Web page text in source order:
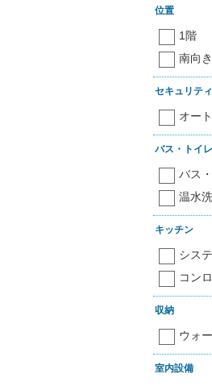
位置
1階
南向き
セキュリティ
オー
バス・トイレ
バス
温水
キッチン
シス
コン
収納
ウォ
室内設備